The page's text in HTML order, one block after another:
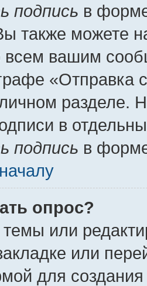
подпись в
также можете
вашим
«Отправка
разделе.
в
подпись в
опрос?
или
или
для